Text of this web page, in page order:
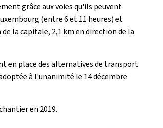
grâce aux voies qu'ils peuvent
(entre 6 et 11 heures) et
la capitale, 2,1 km en direction de la
en place des alternatives de transport
à l'unanimité le 14 décembre
en 2019.